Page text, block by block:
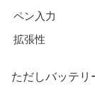
ペン入力
拡張性
ただしバッテリ